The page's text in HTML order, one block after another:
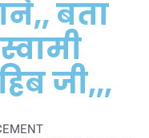
बता
जी,,,